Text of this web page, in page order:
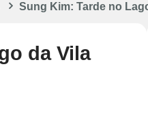
Sung Kim: Tarde no
da Vila